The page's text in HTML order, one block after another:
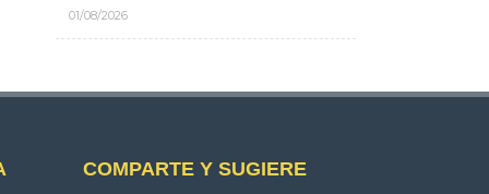
01/08/2026
COMPARTE Y SUGIERE